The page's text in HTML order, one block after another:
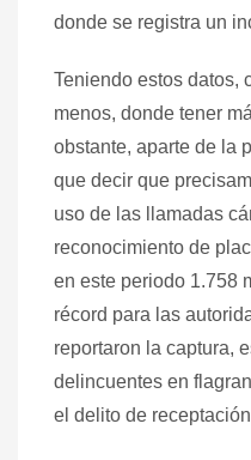
donde se registra un
Teniendo estos datos,
menos, donde tener
obstante, aparte de la
que decir que
uso de las llamadas
reconocimiento de
en este periodo 1.758
récord para las
reportaron la captura,
delincuentes en
el delito de